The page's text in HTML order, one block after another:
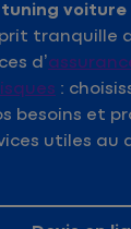
tuning voiture
tranquille
d’
:
besoins et
utiles au